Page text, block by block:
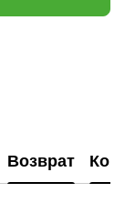
Возврат